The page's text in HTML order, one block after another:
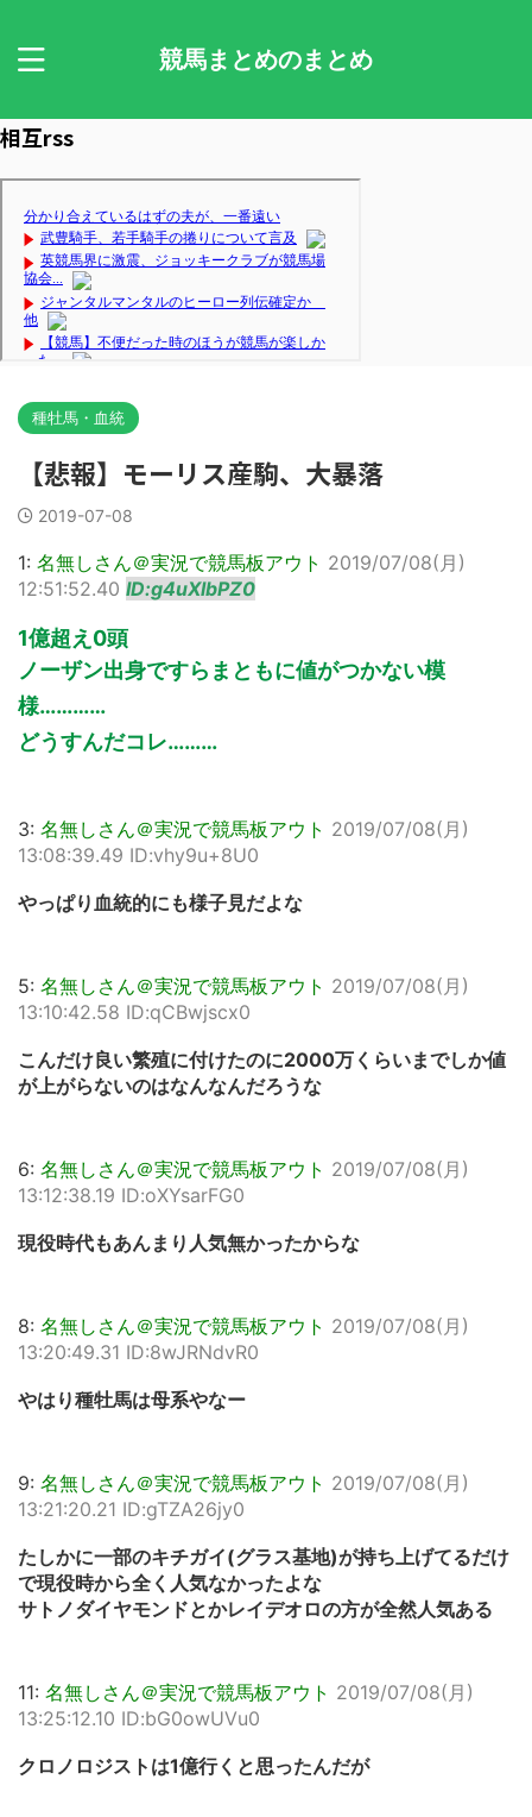
競馬まとめのまとめ
相互rss
種牡馬・血統
【悲報】モーリス産駒、大暴落
2019-07-08
1: 名無しさん＠実況で競馬板アウト 2019/07/08(月)
12:51:52.40 ID:g4uXlbPZ0
1億超え0頭
ノーザン出身ですらまともに値がつかない模
様…………
どうすんだコレ………
3: 名無しさん＠実況で競馬板アウト 2019/07/08(月)
13:08:39.49 ID:vhy9u+8U0
やっぱり血統的にも様子見だよな
5: 名無しさん＠実況で競馬板アウト 2019/07/08(月)
13:10:42.58 ID:qCBwjscx0
こんだけ良い繁殖に付けたのに2000万くらいまでしか値
が上がらないのはなんなんだろうな
6: 名無しさん＠実況で競馬板アウト 2019/07/08(月)
13:12:38.19 ID:oXYsarFG0
現役時代もあんまり人気無かったからな
8: 名無しさん＠実況で競馬板アウト 2019/07/08(月)
13:20:49.31 ID:8wJRNdvR0
やはり種牡馬は母系やなー
9: 名無しさん＠実況で競馬板アウト 2019/07/08(月)
13:21:20.21 ID:gTZA26jy0
たしかに一部のキチガイ(グラス基地)が持ち上げてるだけ
で現役時から全く人気なかったよな
サトノダイヤモンドとかレイデオロの方が全然人気ある
11: 名無しさん＠実況で競馬板アウト 2019/07/08(月)
13:25:12.10 ID:bG0owUVu0
クロノロジストは1億行くと思ったんだが